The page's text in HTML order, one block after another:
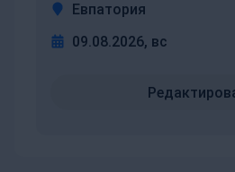
Евпатория
09.08.2026, вс